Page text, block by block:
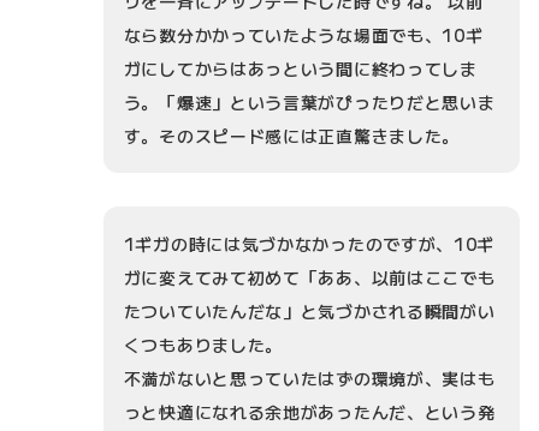
なら数分かかっていたような場面でも、10ギ
ガにしてからはあっという間に終わってしま
う。「爆速」という言葉がぴったりだと思いま
す。そのスピード感には正直驚きました。
1ギガの時には気づかなかったのですが、10ギ
ガに変えてみて初めて「ああ、以前はここでも
たついていたんだな」と気づかされる瞬間がい
くつもありました。
不満がないと思っていたはずの環境が、実はも
っと快適になれる余地があったんだ、という発